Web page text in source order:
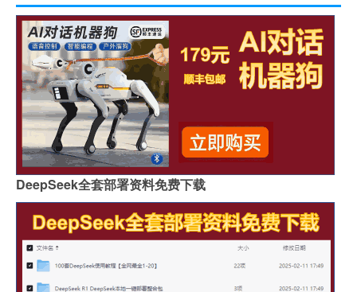
DeepSeek全套部署资料免费下载